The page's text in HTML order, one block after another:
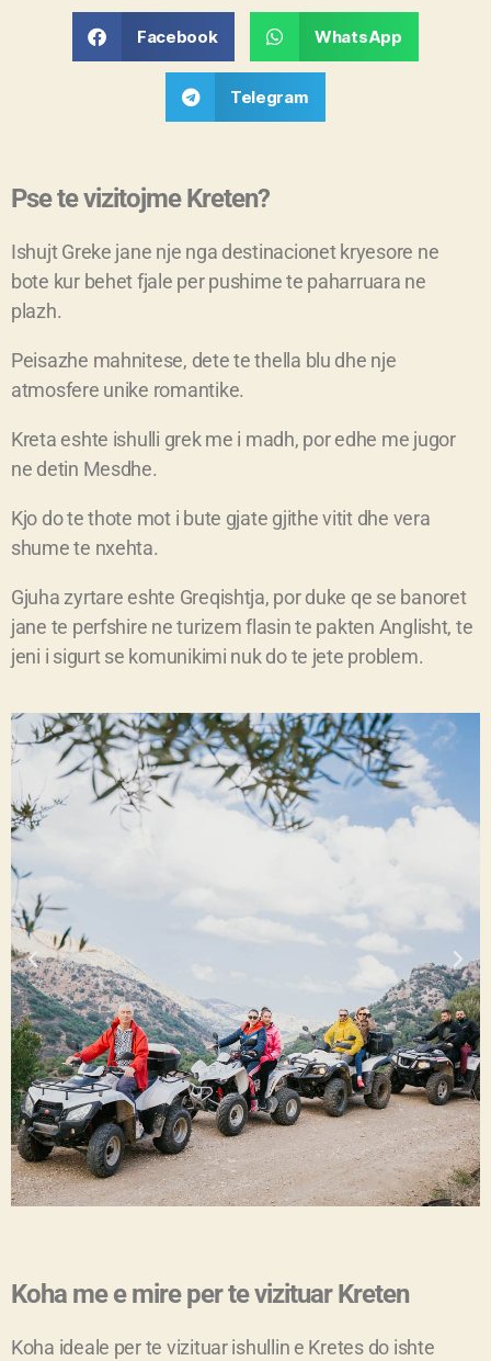
Facebook WhatsApp
Telegram
Pse te vizitojme Kreten?
Ishujt Greke jane nje nga destinacionet kryesore ne
bote kur behet fjale per pushime te paharruara ne
plazh.
Peisazhe mahnitese, dete te thella blu dhe nje
atmosfere unike romantike.
Kreta eshte ishulli grek me i madh, por edhe me jugor
ne detin Mesdhe.
Kjo do te thote mot i bute gjate gjithe vitit dhe vera
shume te nxehta.
Gjuha zyrtare eshte Greqishtja, por duke qe se banoret
jane te perfshire ne turizem flasin te pakten Anglisht, te
jeni i sigurt se komunikimi nuk do te jete problem.
Koha me e mire per te vizituar Kreten
Koha ideale per te vizituar ishullin e Kretes do ishte